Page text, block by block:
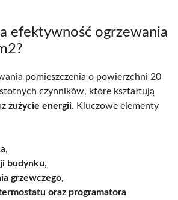
efektywność ogrzewania
pomieszczenia o powierzchni 20
czynników, które kształtują
zużycie energii. Kluczowe elementy
,
budynku,
grzewczego,
oraz programatora